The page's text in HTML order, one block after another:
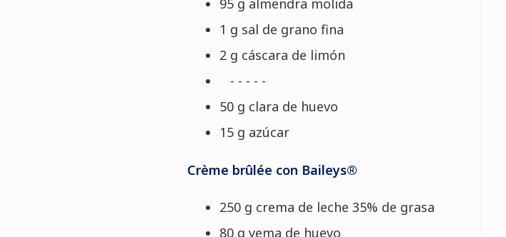
95 g almendra molida
1 g sal de grano fina
2 g cáscara de limón
- - - - -
50 g clara de huevo
15 g azúcar
Crème brûlée con Baileys®
250 g crema de leche 35% de grasa
80 g yema de huevo